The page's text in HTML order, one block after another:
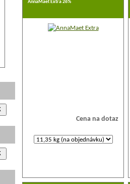
AnnaMaet Extra 26%
Cena na dotaz